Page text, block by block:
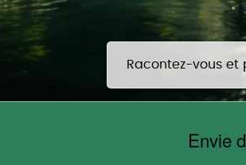
Racontez-vous et
Envie